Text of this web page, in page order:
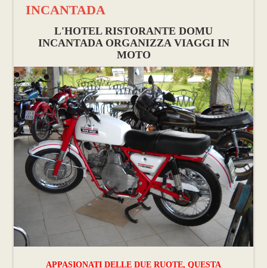
INCANTADA
L'HOTEL RISTORANTE DOMU
INCANTADA ORGANIZZA VIAGGI IN
MOTO
APPASIONATI DELLE DUE RUOTE, QUESTA